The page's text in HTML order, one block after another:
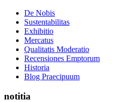
De Nobis
Sustentabilitas
Exhibitio
Mercatus
Qualitatis Moderatio
Recensiones Emptorum
Historia
Blog Praecipuum
notitia